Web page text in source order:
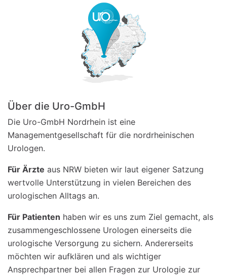
Über die Uro-GmbH
Die Uro-GmbH Nordrhein ist eine
Managementgesellschaft für die nordrheinischen
Urologen.
Für Ärzte aus NRW bieten wir laut eigener Satzung
wertvolle Unterstützung in vielen Bereichen des
urologischen Alltags an.
Für Patienten haben wir es uns zum Ziel gemacht, als
zusammengeschlossene Urologen einerseits die
urologische Versorgung zu sichern. Andererseits
möchten wir aufklären und als wichtiger
Ansprechpartner bei allen Fragen zur Urologie zur